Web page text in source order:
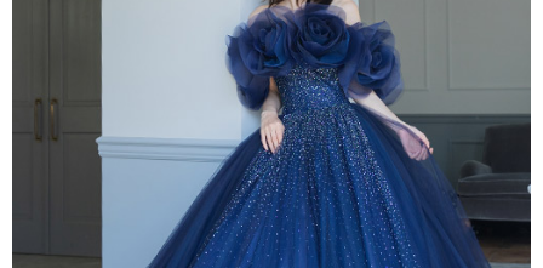
- カラーオーダー・デザイン変更
ご自宅試着 - よくある質問
- 先輩カップルレポート